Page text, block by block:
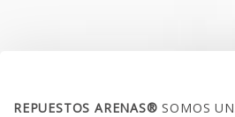
REPUESTOS ARENAS®SOMOS